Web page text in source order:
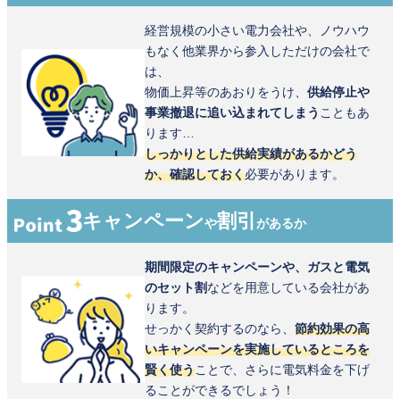
経営規模の小さい電力会社や、ノウハウ
もなく他業界から参入しただけの会社で
は、
物価上昇等のあおりをうけ、 供給停止や
事業撤退に追い込まれてしまう こともあ
ります…
しっかりとした供給実績があるかどう
か、確認しておく必要があります。
キャンペーンや割引 があるか
期間限定のキャンペーンや、ガスと電気
のセット割 などを用意している会社があ
ります。
せっかく契約するのなら、 節約効果の高
いキャンペーンを実施しているところを
賢く使うことで、さらに電気料金を下げ
ることができるでしょう！